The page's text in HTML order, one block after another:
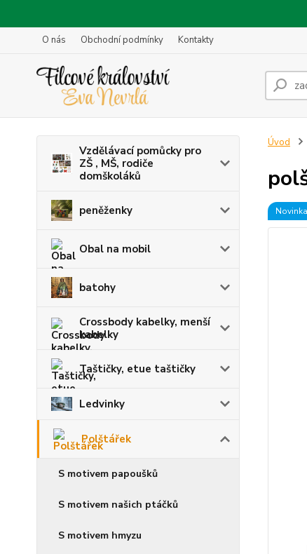
O nás Obchodní podmínky Kontakty
Vzdělávací pomůcky pro
ZŠ , MŠ, rodiče
domškoláků
peněženky
Obal na mobil
batohy
Crossbody kabelky, menší
kabelky
Taštičky, etue taštičky
Ledvinky
Polštářek
S motivem papoušků
S motivem našich ptáčků
S motivem hmyzu
Úvod
Novinka